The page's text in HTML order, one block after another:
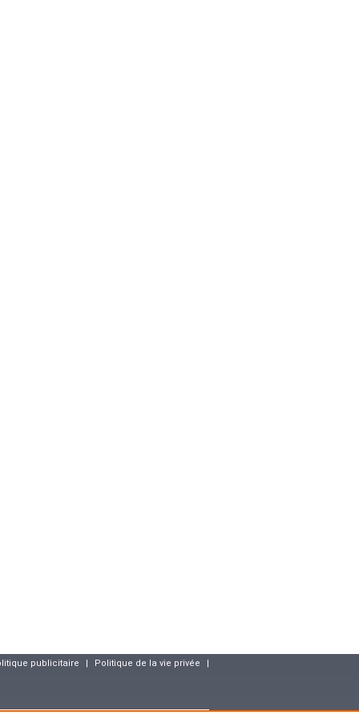
publicitaire Politique de la vie privée